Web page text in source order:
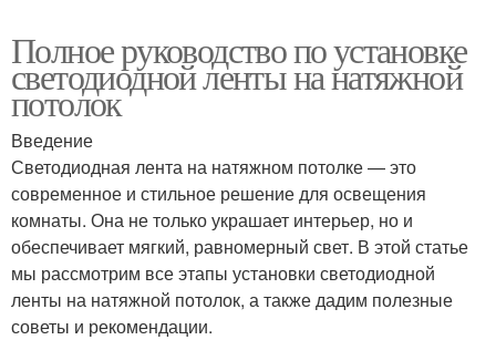
Полное руководство по установке
светодиодной ленты на натяжной
потолок
Введение
Светодиодная лента на натяжном потолке — это
современное и стильное решение для освещения
комнаты. Она не только украшает интерьер, но и
обеспечивает мягкий, равномерный свет. В этой статье
мы рассмотрим все этапы установки светодиодной
ленты на натяжной потолок, а также дадим полезные
советы и рекомендации.